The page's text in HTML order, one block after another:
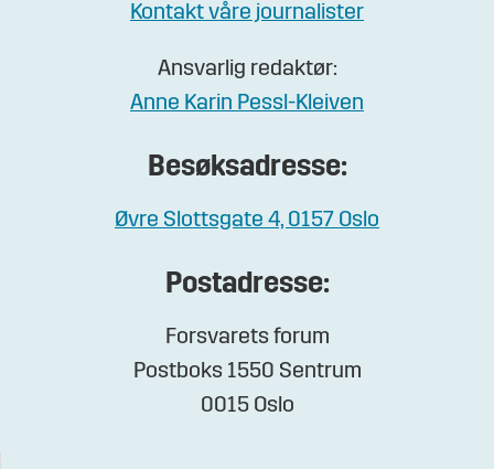
Kontakt våre journalister
Ansvarlig redaktør:
Anne Karin Pessl-Kleiven
Besøksadresse:
Øvre Slottsgate 4, 0157 Oslo
Postadresse:
Forsvarets forum
Postboks 1550 Sentrum
0015 Oslo